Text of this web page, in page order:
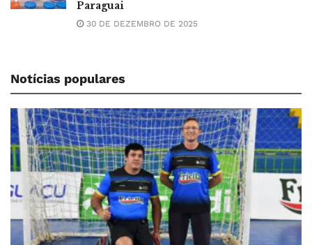
Paraguai
30 DE DEZEMBRO DE 2025
Notícias populares